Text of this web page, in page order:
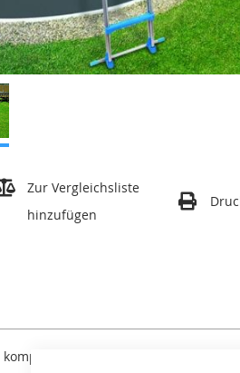
Zur Vergleichsliste
hinzufügen
kompakter Stahlwandpool für den